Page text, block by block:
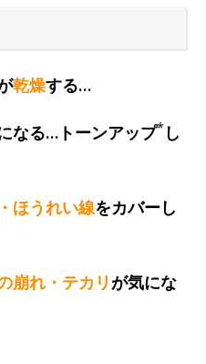
乾燥する…
なる…トーンアップ* し
ほうれい線をカバーし
崩れ・テカリ が気にな